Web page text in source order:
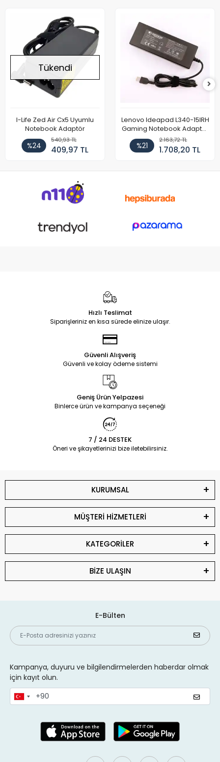
Tükendi
I-Life Zed Air Cx5 Uyumlu
Notebook Adaptör
%24
540,93 TL
409,97 TL
Lenovo Ideapad L340-15IRH
Gaming Notebook Adaptör
Cihazı Şarj Aleti (150W)
%21
2.163,72 TL
1.708,20 TL
Hızlı Teslimat
Siparişleriniz en kısa sürede elinize ulaşır.
Güvenli Alışveriş
Güvenli ve kolay ödeme sistemi
Geniş Ürün Yelpazesi
Binlerce ürün ve kampanya seçeneği
7 / 24 DESTEK
Öneri ve şikayetlerinizi bize iletebilirsiniz.
KURUMSAL
MÜŞTERİ HİZMETLERİ
KATEGORİLER
BİZE ULAŞIN
E-Bülten
Kampanya, duyuru ve bilgilendirmelerden haberdar olmak
için kayıt olun.